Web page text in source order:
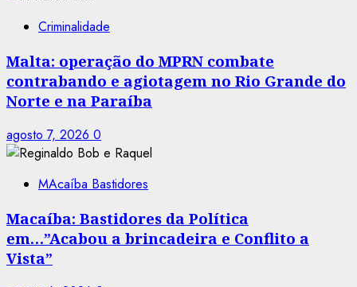
Criminalidade
Malta: operação do MPRN combate
contrabando e agiotagem no Rio Grande do
Norte e na Paraíba
agosto 7, 2026 0
MAcaíba Bastidores
Macaíba: Bastidores da Política
em…”Acabou a brincadeira e Conflito a
Vista”